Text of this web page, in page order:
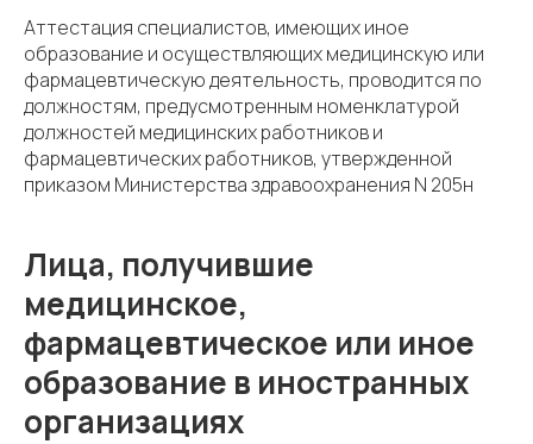
Аттестация специалистов, имеющих иное
образование и осуществляющих медицинскую или
фармацевтическую деятельность, проводится по
должностям, предусмотренным номенклатурой
должностей медицинских работников и
фармацевтических работников, утвержденной
приказом Министерства здравоохранения N 205н
Лица, получившие
медицинское,
фармацевтическое или иное
образование в иностранных
организациях